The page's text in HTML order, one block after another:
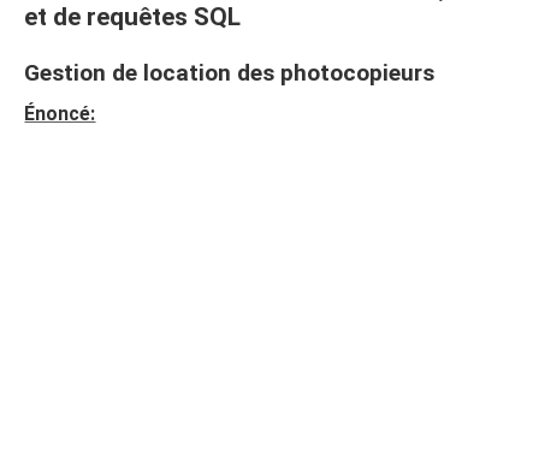
et de requêtes SQL
Gestion de location des photocopieurs
Énoncé: